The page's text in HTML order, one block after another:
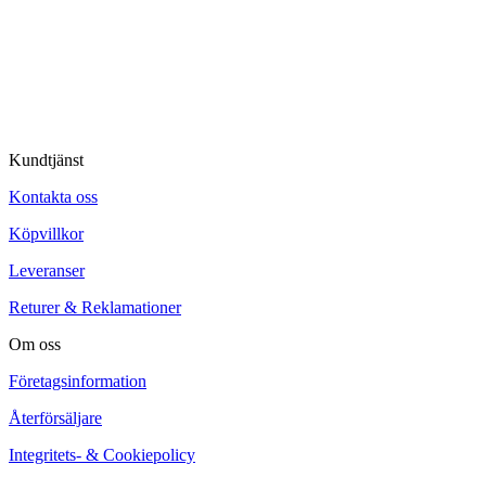
Kundtjänst
Kontakta oss
Köpvillkor
Leveranser
Returer & Reklamationer
Om oss
Företagsinformation
Återförsäljare
Integritets- & Cookiepolicy